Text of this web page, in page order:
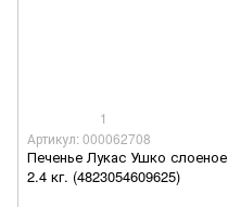
1
Артикул: 000062708
Печенье Лукас Ушко слоеное
2.4 кг. (4823054609625)